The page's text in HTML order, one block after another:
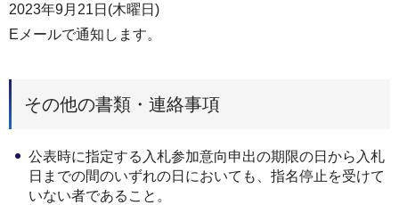
2023年9月21日(木曜日)
Eメールで通知します。
その他の書類・連絡事項
公表時に指定する入札参加意向申出の期限の日から入札
日までの間のいずれの日においても、指名停止を受けて
いない者であること。